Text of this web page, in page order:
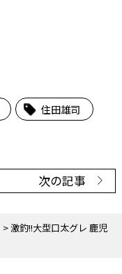
激釣!!大型口太グレ 鹿児
住田雄司
次の記事